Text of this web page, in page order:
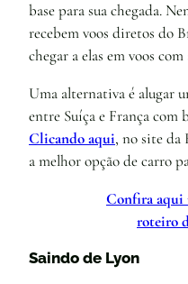
base para sua chegada.
recebem voos diretos do
chegar a elas em voos com
Uma alternativa é alugar
entre Suíça e França
Clicando aqui, no site da
a melhor opção de carro
Confira aqui
roteiro
Saindo de Lyon